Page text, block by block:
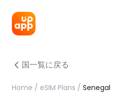
国一覧に戻る
Home / eSIM Plans / Senegal